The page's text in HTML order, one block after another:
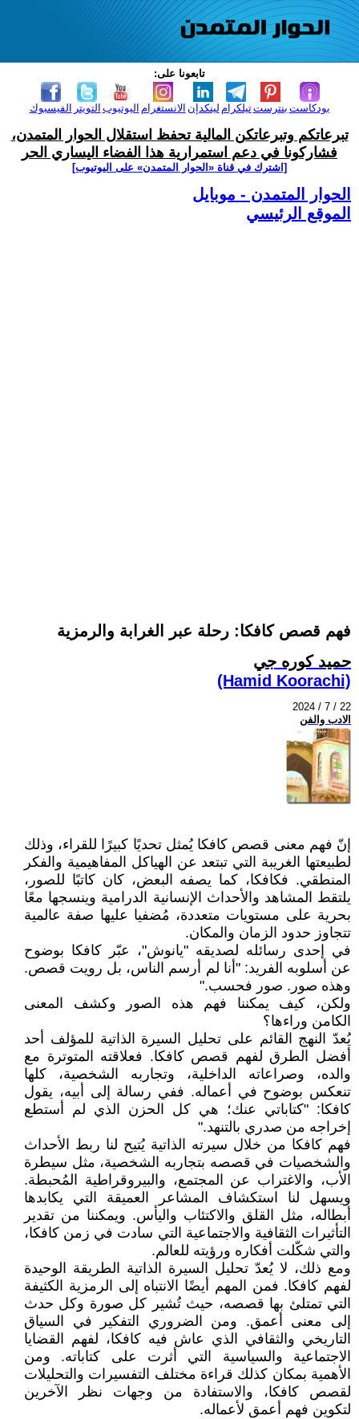
تابعونا على:
الفيسبوك التويتر اليوتيوب الانستغرام لينكدإن تيلكرامبنترست بودكاست
تبرعاتكم وتبرعاتكن المالية تحفظ استقلال الحوار المتمدن،
فشاركونا في دعم استمرارية هذا الفضاء اليساري الحر
[اشترك في قناة ‫«الحوار المتمدن» على اليوتيوب]
الحوار المتمدن - موبايل
الموقع الرئيسي
فهم قصص كافكا: رحلة عبر الغرابة والرمزية
حميد كوره جي
(Hamid Koorachi)
2024 / 7 / 22
الادب والفن
إنّ فهم معنى قصص كافكا يُمثل تحديًا كبيرًا للقراء، وذلك
لطبيعتها الغريبة التي تبتعد عن الهياكل المفاهيمية والفكر
المنطقي. فكافكا، كما يصفه البعض، كان كاتبًا للصور،
يلتقط المشاهد والأحداث الإنسانية الدرامية وينسجها معًا
بحرية على مستويات متعددة، مُضفيا عليها صفة عالمية
تتجاوز حدود الزمان والمكان.
في إحدى رسائله لصديقه "يانوش"، عبّر كافكا بوضوح
عن أسلوبه الفريد: "أنا لم أرسم الناس، بل رويت قصص.
وهذه صور. صور فحسب."
ولكن، كيف يمكننا فهم هذه الصور وكشف المعنى
الكامن وراءها؟
يُعدّ النهج القائم على تحليل السيرة الذاتية للمؤلف أحد
أفضل الطرق لفهم قصص كافكا. فعلاقته المتوترة مع
والده، وصراعاته الداخلية، وتجاربه الشخصية، كلها
تنعكس بوضوح في أعماله. ففي رسالة إلى أبيه، يقول
كافكا: "كتاباتي عنك؛ هي كل الحزن الذي لم أستطع
إخراجه من صدري بالتنهد."
فهم كافكا من خلال سيرته الذاتية يُتيح لنا ربط الأحداث
والشخصيات في قصصه بتجاربه الشخصية، مثل سيطرة
الأب، والاغتراب عن المجتمع، والبيروقراطية المُحبطة.
ويسهل لنا استكشاف المشاعر العميقة التي يكابدها
أبطاله، مثل القلق والاكتئاب واليأس. ويمكننا من تقدير
التأثيرات الثقافية والاجتماعية التي سادت في زمن كافكا،
والتي شكّلت أفكاره ورؤيته للعالم.
ومع ذلك، لا يُعدّ تحليل السيرة الذاتية الطريقة الوحيدة
لفهم كافكا. فمن المهم أيضًا الانتباه إلى الرمزية الكثيفة
التي تمتلئ بها قصصه، حيث تُشير كل صورة وكل حدث
إلى معنى أعمق. ومن الضروري التفكير في السياق
التاريخي والثقافي الذي عاش فيه كافكا، لفهم القضايا
الاجتماعية والسياسية التي أثرت على كتاباته. ومن
الأهمية بمكان كذلك قراءة مختلف التفسيرات والتحليلات
لقصص كافكا، والاستفادة من وجهات نظر الآخرين
لتكوين فهم أعمق لأعماله.